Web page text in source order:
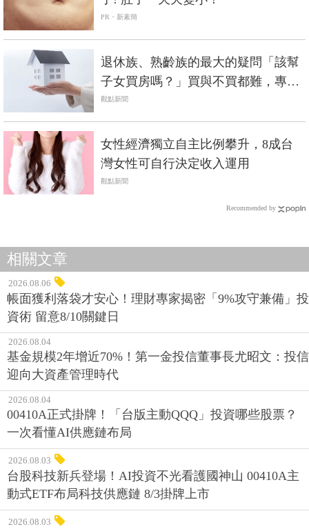
PR・新素簡
退休族、熟齡族的最大的疑問「該幫
子女買房嗎？」買與不買都難，專業
律師這樣說...
觀點新聞
女性經濟獨立自主比例攀升，8成台
灣女性可自行決定收入運用
觀點新聞
Recommended by
相關文章
2026.08.06
帳面獲利落袋才安心！理財專家揭密「9%攻守兼備」投
資術 留意8/10關鍵日
2026.08.04
基金規模2年增近70%！第一金投信董事長尤昭文：投信
迎向大資產管理時代
2026.08.04
00410A正式掛牌！「台版主動QQQ」投資哪些股票？
一次看懂AI供應鏈布局
2026.08.03
台股科技新兵登場！AI投資不光看護國神山 00410A主
動式ETF布局科技供應鏈 8/3掛牌上市
2026.08.03